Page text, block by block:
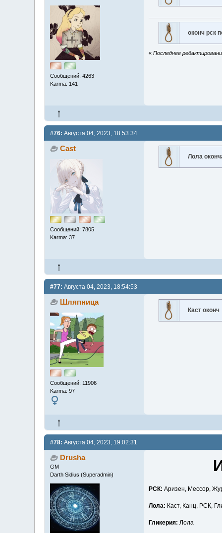
Сообщений: 4263
Karma: 141
оконч рск
« Последнее
#76: Августа 04, 2023, 18:53:34
Cast
Сообщений: 7805
Karma: 37
Лола
#77: Августа 04, 2023, 18:54:53
Шляпница
Сообщений: 11906
Karma: 97
Каст оконч
#78: Августа 04, 2023, 19:02:31
Drusha
GM
Darth Sidius (Superadmin)
РСК: Аризен, Мессор,
Лола: Каст, Канц, РСК,
Гликерия: Лола